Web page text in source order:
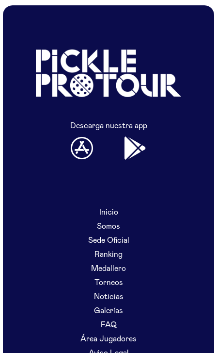
Descarga nuestra app
Inicio
Somos
Sede Oficial
Ranking
Medallero
Torneos
Noticias
Galerías
FAQ
Área Jugadores